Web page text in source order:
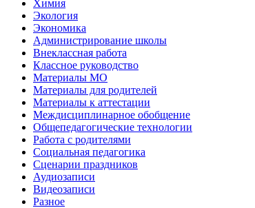
Химия
Экология
Экономика
Администрирование школы
Внеклассная работа
Классное руководство
Материалы МО
Материалы для родителей
Материалы к аттестации
Междисциплинарное обобщение
Общепедагогические технологии
Работа с родителями
Социальная педагогика
Сценарии праздников
Аудиозаписи
Видеозаписи
Разное